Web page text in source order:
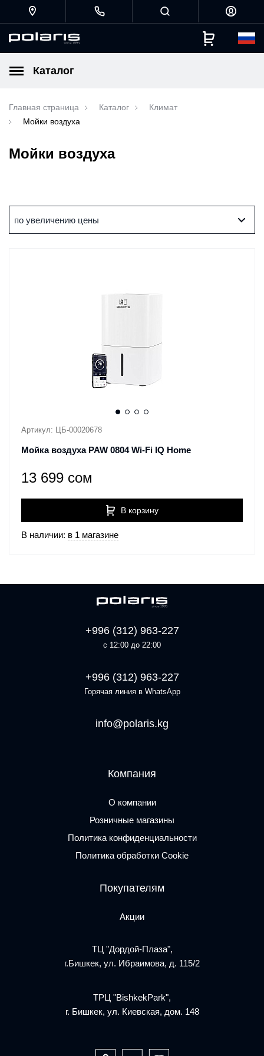
Каталог
Главная страница Каталог
Климат
Мойки воздуха
Мойки воздуха
по увеличению цены
Артикул: ЦБ-00020678
Мойка воздуха PAW 0804 Wi-Fi IQ Home
13 699 сом
В корзину
В наличии: в 1 магазине
+996 (312) 963-227
с 12:00 до 22:00
+996 (312) 963-227
Горячая линия в WhatsApp
info@polaris.kg
Компания
О компании
Розничные магазины
Политика конфиденциальности
Политика обработки Cookie
Покупателям
Акции
ТЦ "Дордой-Плаза",
г.Бишкек, ул. Ибраимова, д. 115/2
ТРЦ "BishkekPark",
г. Бишкек, ул. Киевская, дом. 148